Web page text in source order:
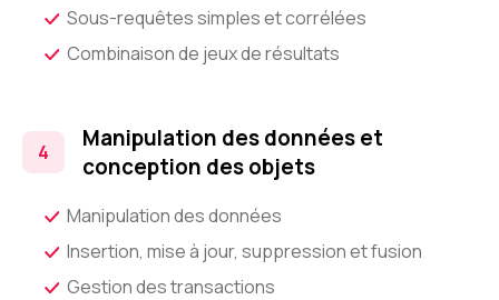
Sous-requêtes simples et corrélées
Combinaison de jeux de résultats
Manipulation des données et
conception des objets
Manipulation des données
Insertion, mise à jour, suppression et fusion
Gestion des transactions